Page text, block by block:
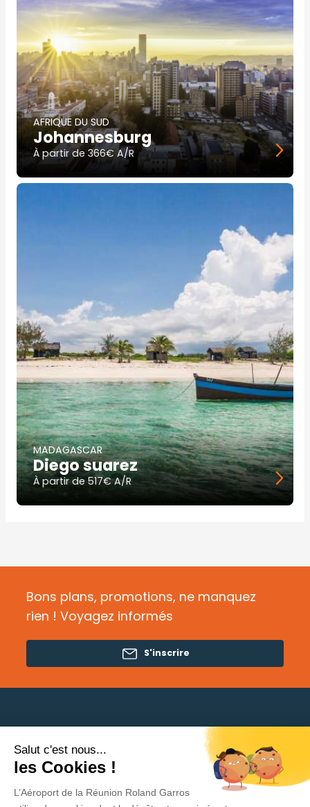
Salut c'est nous...
les Cookies !
L’Aéroport de la Réunion Roland Garros
AFRIQUE DU SUD
Johannesburg
À partir de 366€ A/R
Image
MADAGASCAR
Diego suarez
À partir de517€ A/R
Bons plans, promotions, ne manquez
rien ! Voyagez informés
S'inscrire
Besoin d'aide ?
Politique de protection des données